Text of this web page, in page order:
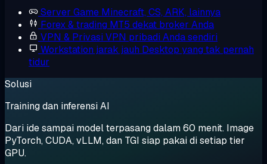
Server Game Minecraft, CS, ARK, lainnya
Forex & trading MT5 dekat broker Anda
VPN & Privasi VPN pribadi Anda sendiri
Workstation jarak jauh Desktop yang tak pernah
tidur
Solusi
Training dan inferensi AI
Dari ide sampai model terpasang dalam 60 menit. Image
PyTorch, CUDA, vLLM, dan TGI siap pakai di setiap tier
GPU.